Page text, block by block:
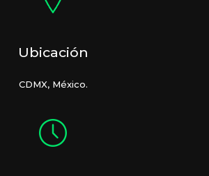
Ubicación
CDMX, México.